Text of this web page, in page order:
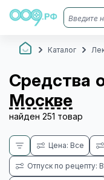
Каталог
Средства
Москве
найден 251 товар
Цена: Все
Отпуск по рецепту: